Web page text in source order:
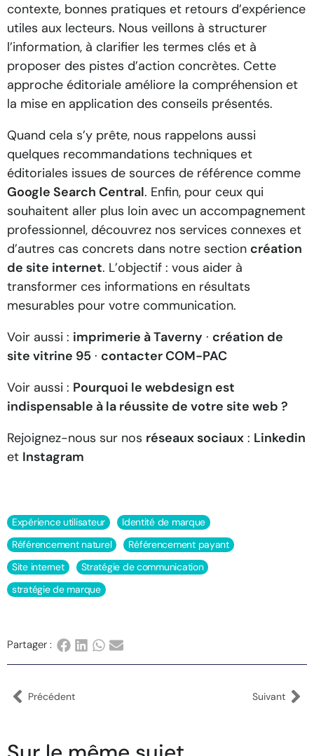
contexte, bonnes pratiques et retours d’expérience
utiles aux lecteurs. Nous veillons à structurer
l’information, à clarifier les termes clés et à
proposer des pistes d’action concrètes. Cette
approche éditoriale améliore la compréhension et
la mise en application des conseils présentés.
Quand cela s’y prête, nous rappelons aussi
quelques recommandations techniques et
éditoriales issues de sources de référence comme
Google Search Central. Enfin, pour ceux qui
souhaitent aller plus loin avec un accompagnement
professionnel, découvrez nos services connexes et
d’autres cas concrets dans notre section création
de site internet. L’objectif : vous aider à
transformer ces informations en résultats
mesurables pour votre communication.
Voir aussi : imprimerie à Taverny · création de
site vitrine 95 · contacter COM-PAC
Voir aussi : Pourquoi le webdesign est
indispensable à la réussite de votre site web ?
Rejoignez-nous sur nos réseaux sociaux : Linkedin
et Instagram
Expérience utilisateur
Identité de marque
Référencement naturel
Référencement payant
Site internet
Stratégie de communication
stratégie de marque
Partager :
Précédent Suivant